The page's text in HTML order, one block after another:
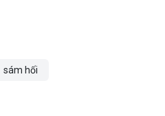
sám hối